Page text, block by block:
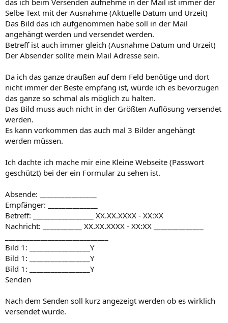
Selbe Text mit der Ausnahme (Aktuelle Datum und Urzeit)
Das Bild das ich aufgenommen habe soll in der Mail
angehängt werden und versendet werden.
Betreff ist auch immer gleich (Ausnahme Datum und Urzeit)
Der Absender sollte mein Mail Adresse sein.
Da ich das ganze draußen auf dem Feld benötige und dort
nicht immer der Beste empfang ist, würde ich es bevorzugen
das ganze so schmal als möglich zu halten.
Das Bild muss auch nicht in der Größten Auflösung versendet
werden.
Es kann vorkommen das auch mal 3 Bilder angehängt
werden müssen.
Ich dachte ich mache mir eine Kleine Webseite (Passwort
geschützt) bei der ein Formular zu sehen ist.
Absende: ________________
Empfänger: ______________
Betreff: _________________ XX.XX.XXXX - XX:XX
Nachricht: ___________ XX.XX.XXXX - XX:XX ______________
Bild 1: _________________Y
Bild 1: _________________Y
Bild 1: _________________Y
Senden
Nach dem Senden soll kurz angezeigt werden ob es wirklich
versendet wurde.